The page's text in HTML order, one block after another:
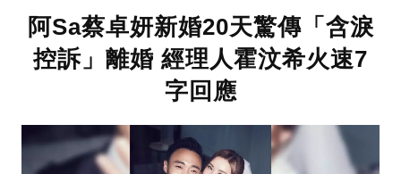
阿Sa蔡卓妍新婚20天驚傳「含淚
控訴」離婚 經理人霍汶希火速7
字回應